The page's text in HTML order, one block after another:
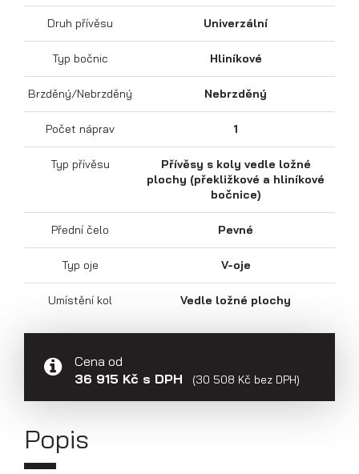
Sklápěcí přívěsy
Druh přívěsu Univerzální
Typ bočnic Hliníkové
Brzděný/Nebrzděný Nebrzděný
Počet náprav 1
Typ přívěsu
Přívěsy s koly vedle ložné
plochy (překližkové a hliníkové
bočnice)
Přední čelo Pevné
Typ oje V-oje
Umístění kol Vedle ložné plochy
Cena od
36 915 Kč s DPH
(30 508 Kč bez DPH)
Popis